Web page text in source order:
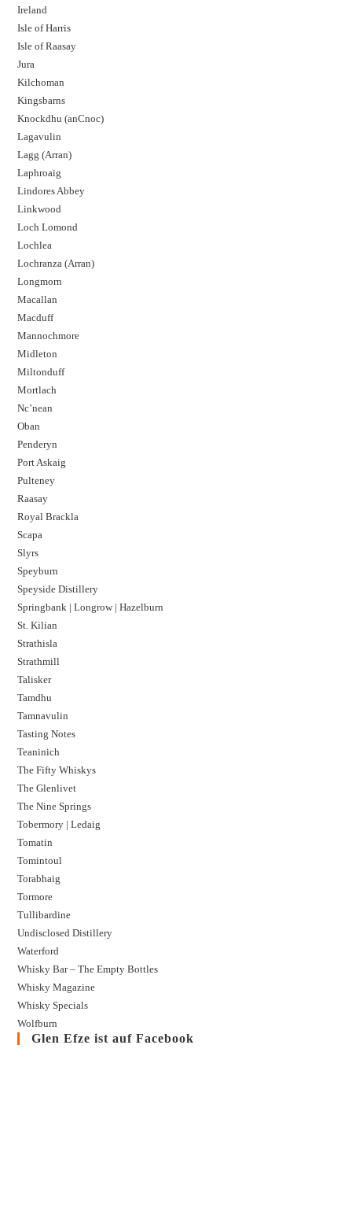
Ireland
Isle of Harris
Isle of Raasay
Jura
Kilchoman
Kingsbarns
Knockdhu (anCnoc)
Lagavulin
Lagg (Arran)
Laphroaig
Lindores Abbey
Linkwood
Loch Lomond
Lochlea
Lochranza (Arran)
Longmorn
Macallan
Macduff
Mannochmore
Midleton
Miltonduff
Mortlach
Nc’nean
Oban
Penderyn
Port Askaig
Pulteney
Raasay
Royal Brackla
Scapa
Slyrs
Speyburn
Speyside Distillery
Springbank | Longrow | Hazelburn
St. Kilian
Strathisla
Strathmill
Talisker
Tamdhu
Tamnavulin
Tasting Notes
Teaninich
The Fifty Whiskys
The Glenlivet
The Nine Springs
Tobermory | Ledaig
Tomatin
Tomintoul
Torabhaig
Tormore
Tullibardine
Undisclosed Distillery
Waterford
Whisky Bar – The Empty Bottles
Whisky Magazine
Whisky Specials
Wolfburn
Glen Efze ist auf Facebook